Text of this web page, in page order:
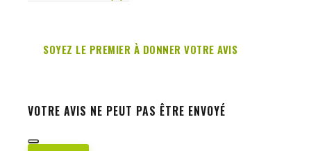
SOYEZ LE PREMIER À DONNER VOTRE AVIS
VOTRE AVIS NE PEUT PAS ÊTRE ENVOYÉ